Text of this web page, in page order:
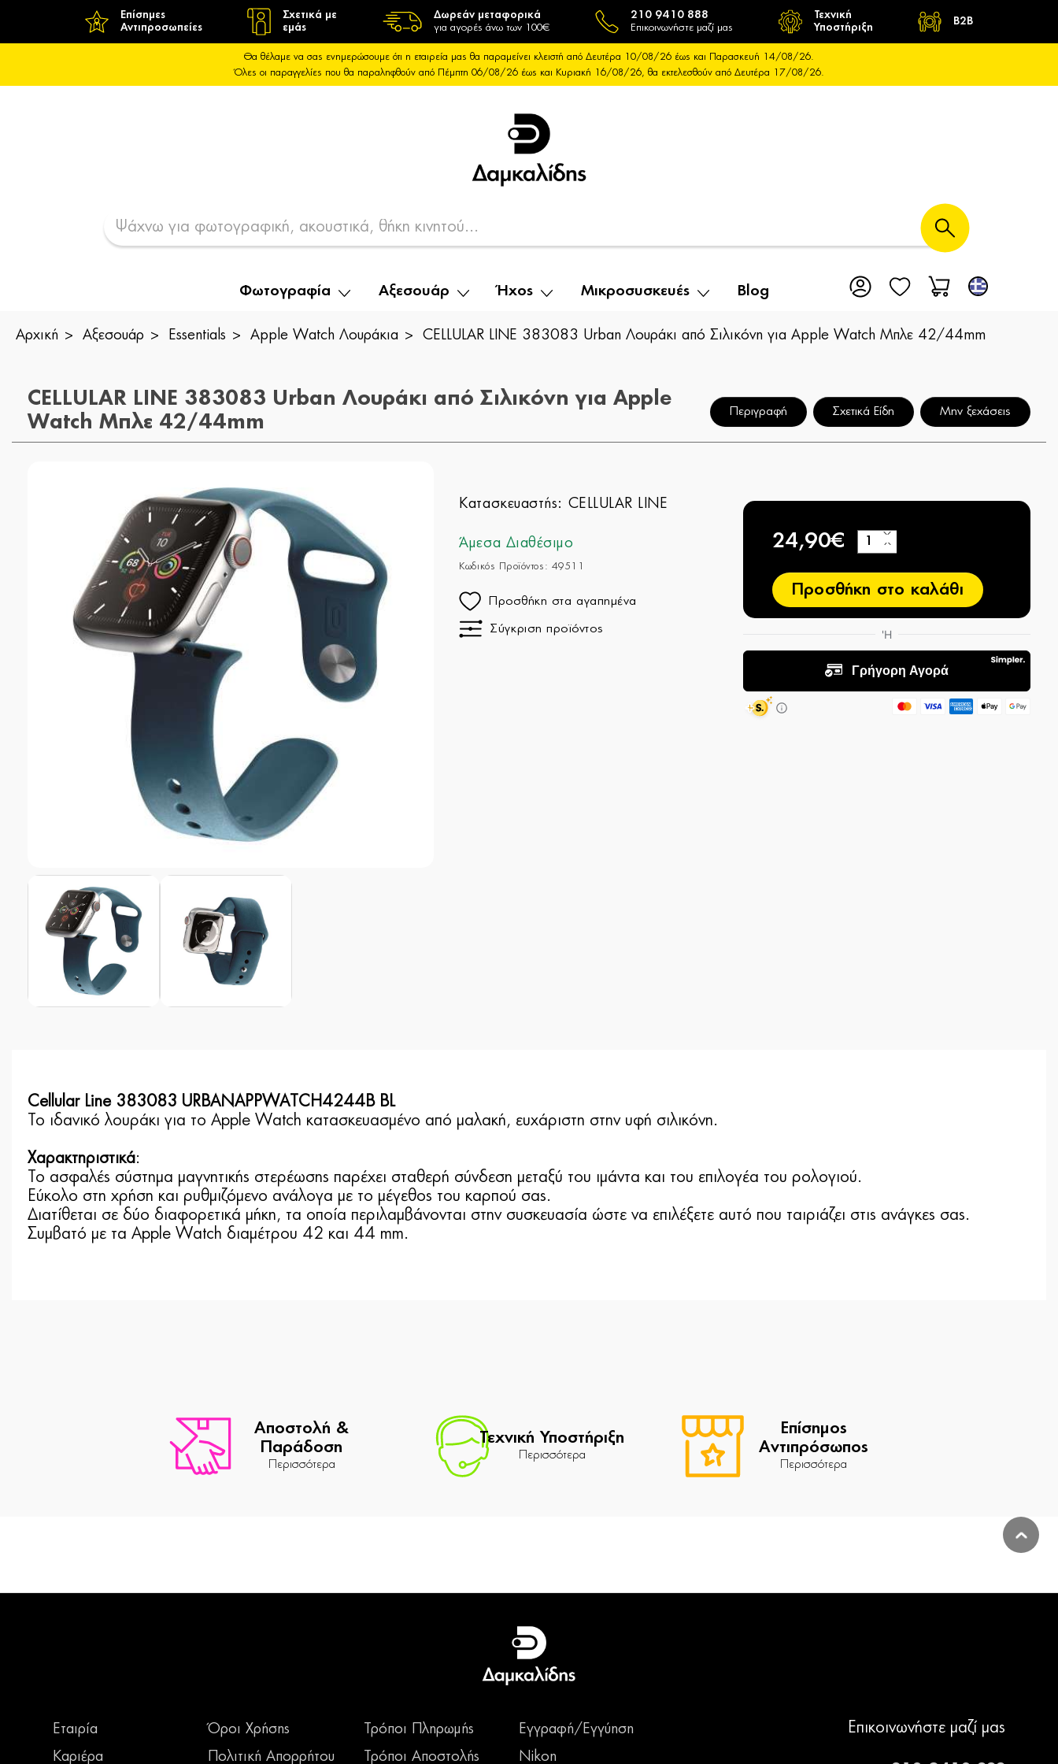
Επίσημες
Αντιπροσωπείες
Σχετικά με
εμάς
Δωρεάν μεταφορικά
για αγορές άνω των 100€
210 9410 888
Επικοινωνήστε μαζί μας
Τεχνική
Υποστήριξη
B2B
Θα θέλαμε να σας ενημερώσουμε ότι η εταιρεία μας θα παραμείνει κλειστή από Δευτέρα 10/08/26 έως και Παρασκευή 14/08/26.
Όλες οι παραγγελίες που θα παραληφθούν από Πέμπτη 06/08/26 έως και Κυριακή 16/08/26, θα εκτελεσθούν από Δευτέρα 17/08/26.
Φωτογραφία Αξεσουάρ Ήχος Μικροσυσκευές Blog
Αρχική Αξεσουάρ Essentials Apple Watch Λουράκια CELLULAR LINE 383083 Urban Λουράκι από Σιλικόνη για Apple Watch Μπλε 42/44mm
CELLULAR LINE 383083 Urban Λουράκι από Σιλικόνη για Apple
Watch Μπλε 42/44mm
Περιγραφή Σχετικά Είδη Μην ξεχάσεις
Κατασκευαστής: CELLULAR LINE
Άμεσα Διαθέσιμο
Κωδικός Προϊόντος: 49511
Προσθήκη στα αγαπημένα
Σύγκριση προϊόντος
24,90€ −
+
Προσθήκη στο καλάθι
Cellular Line 383083 URBANAPPWATCH4244B BL
Το ιδανικό λουράκι για το Apple Watch κατασκευασμένο από μαλακή, ευχάριστη στην υφή σιλικόνη.
Χαρακτηριστικά:
Το ασφαλές σύστημα μαγνητικής στερέωσης παρέχει σταθερή σύνδεση μεταξύ του ιμάντα και του επιλογέα του ρολογιού.
Εύκολο στη χρήση και ρυθμιζόμενο ανάλογα με το μέγεθος του καρπού σας.
Διατίθεται σε δύο διαφορετικά μήκη, τα οποία περιλαμβάνονται στην συσκευασία ώστε να επιλέξετε αυτό που ταιριάζει στις ανάγκες σας.
Συμβατό με τα Apple Watch διαμέτρου 42 και 44 mm.
Αποστολή &
Παράδοση
Περισσότερα
Τεχνική Υποστήριξη
Περισσότερα
Επίσημος
Αντιπρόσωπος
Περισσότερα
Εταιρία
Καριέρα
Όροι Χρήσης
Πολιτική Απορρήτου
Τρόποι Πληρωμής
Τρόποι Αποστολής
Εγγραφή/Εγγύηση
Nikon
Επικοινωνήστε μαζί μας